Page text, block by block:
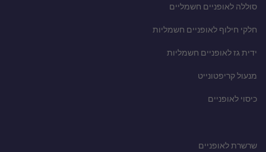
סוללה לאופניים חשמליים
חלקי חילוף לאופניים חשמליות
ידית גז לאופניים חשמליות
מנעול קריפטונייט
כיסוי לאופניים
שרשרת לאופניים